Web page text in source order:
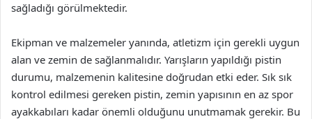
sağladığı görülmektedir.
Ekipman ve malzemeler yanında, atletizm için gerekli uygun
alan ve zemin de sağlanmalıdır. Yarışların yapıldığı pistin
durumu, malzemenin kalitesine doğrudan etki eder. Sık sık
kontrol edilmesi gereken pistin, zemin yapısının en az spor
ayakkabıları kadar önemli olduğunu unutmamak gerekir. Bu